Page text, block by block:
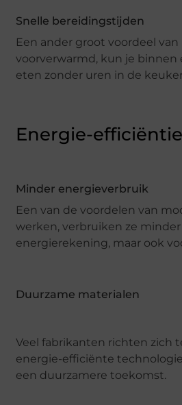
Snelle bereidingstijden
Een ander groot voordeel
voorverwarmd, kun je binnen
eten zonder uren in de
Energie-
Minder energieverbruik
Een van de voordelen van
werken, verbruiken ze
energierekening, maar ook
Duurzame materialen
Veel fabrikanten richten zich
energie-efficiënte
een duurzamere toekomst.